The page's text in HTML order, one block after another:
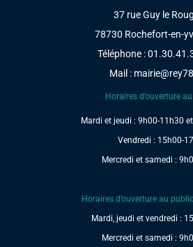
37 rue Guy le
78730 Rochefort-en-
Téléphone :
Mail :
Horaires d’ouverture
Mardi et jeudi : 9h00-11h30
Vendredi : 15h00-
Mercredi et samedi :
Horaires d’ouverture au
Mardi, jeudi et vendredi :
Mercredi et samedi :